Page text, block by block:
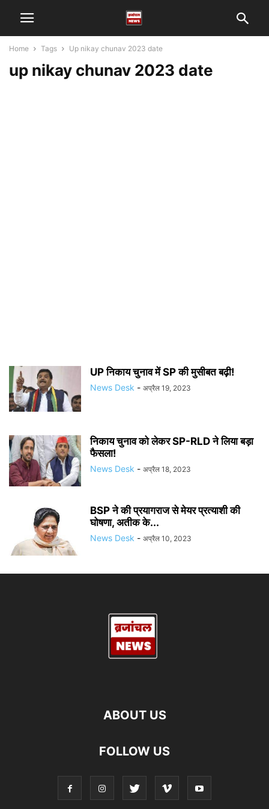
Home Tags Up nikay chunav 2023 date
up nikay chunav 2023 date
UP निकाय चुनाव में SP की मुसीबत बढ़ी!
News Desk - अप्रैल 19, 2023
निकाय चुनाव को लेकर SP-RLD ने लिया बड़ा
फैसला!
News Desk - अप्रैल 18, 2023
BSP ने की प्रयागराज से मेयर प्रत्याशी की
घोषणा, अतीक के...
News Desk - अप्रैल 10, 2023
ABOUT US
FOLLOW US